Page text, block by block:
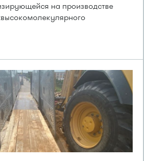
на производстве